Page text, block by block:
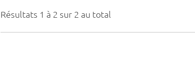
Résultats 1 à 2 sur 2 au total